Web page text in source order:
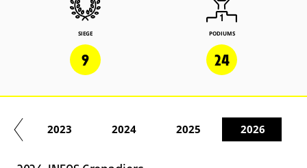
SIEGE
9
PODIUMS
24
2023 2024 2025 2026